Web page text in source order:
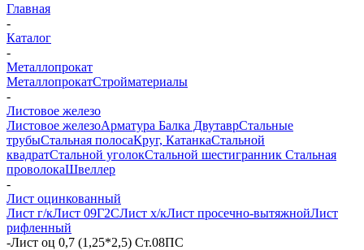
Главная
-
Каталог
-
Металлопрокат
МеталлопрокатСтройматериалы
-
Листовое железо
Листовое железоАрматура Балка ДвутаврСтальные
трубыСтальная полосаКруг, КатанкаСтальной
квадратСтальной уголокСтальной шестигранник Стальная
проволокаШвеллер
-
Лист оцинкованный
Лист г/кЛист 09Г2СЛист х/кЛист просечно-вытяжнойЛист
рифленный
-Лист оц 0,7 (1,25*2,5) Ст.08ПС